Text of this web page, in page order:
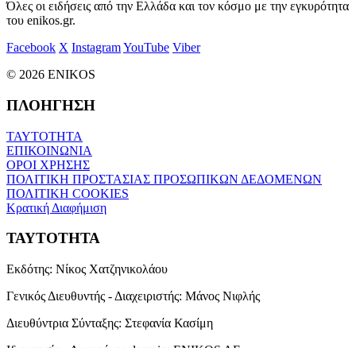
Όλες οι ειδήσεις από την Ελλάδα και τον κόσμο με την εγκυρότητα
του enikos.gr.
Facebook X InstagramYouTube Viber
© 2026 ENIKOS
ΠΛΟΗΓΗΣΗ
ΤΑΥΤΟΤΗΤΑ
ΕΠΙΚΟΙΝΩΝΙΑ
ΟΡΟΙ ΧΡΗΣΗΣ
ΠΟΛΙΤΙΚΗ ΠΡΟΣΤΑΣΙΑΣ ΠΡΟΣΩΠΙΚΩΝ ΔΕΔΟΜΕΝΩΝ
ΠΟΛΙΤΙΚΗ COOKIES
Κρατική Διαφήμιση
ΤΑΥΤΟΤΗΤΑ
Εκδότης: Νίκος Χατζηνικολάου
Γενικός Διευθυντής - Διαχειριστής: Μάνος Νιφλής
Διευθύντρια Σύνταξης: Στεφανία Κασίμη